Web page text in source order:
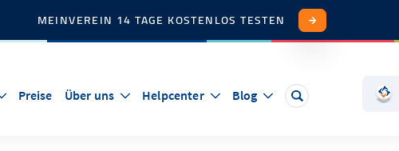
MEINVEREIN 14 TAGE KOSTENLOS TESTEN
Preise Über uns Helpcenter Blog